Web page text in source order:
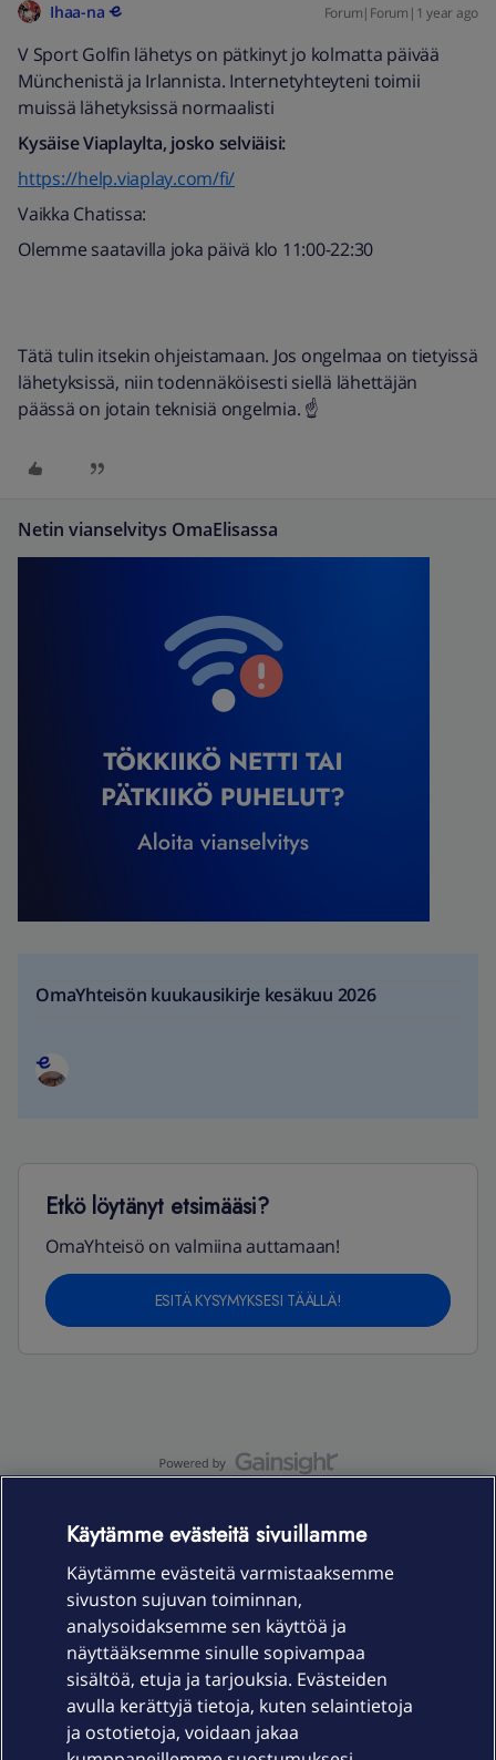
Ihaa-na Forum|Forum|1 year ago
V Sport Golfin lähetys on pätkinyt jo kolmatta päivää
Münchenistä ja Irlannista. Internetyhteyteni toimii
muissä lähetyksissä normaalisti
Kysäise Viaplaylta, josko selviäisi:
https://help.viaplay.com/fi/
Vaikka Chatissa:
Olemme saatavilla joka päivä klo 11:00-22:30
Tätä tulin itsekin ohjeistamaan. Jos ongelmaa on tietyissä
lähetyksissä, niin todennäköisesti siellä lähettäjän
päässä on jotain teknisiä ongelmia. ☝
Netin vianselvitys OmaElisassa
OmaYhteisön kuukausikirje kesäkuu 2026
Etkö löytänyt etsimääsi?
OmaYhteisö on valmiina auttamaan!
ESITÄ KYSYMYKSESI TÄÄLLÄ!
Laitteet & liittymät
Palvelut
Käytämme evästeitä sivuillamme
Käytämme evästeitä varmistaaksemme
sivuston sujuvan toiminnan,
analysoidaksemme sen käyttöä ja
näyttääksemme sinulle sopivampaa
sisältöä, etuja ja tarjouksia. Evästeiden
avulla kerättyjä tietoja, kuten selaintietoja
ja ostotietoja, voidaan jakaa